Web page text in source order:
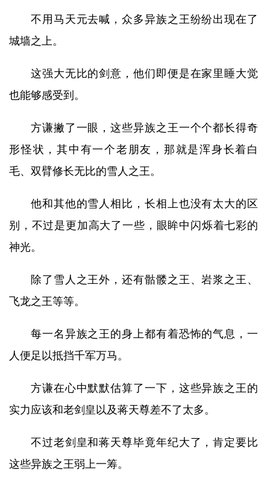
不用马天元去喊，众多异族之王纷纷出现在了
城墙之上。
这强大无比的剑意，他们即便是在家里睡大觉
也能够感受到。
方谦撇了一眼，这些异族之王一个个都长得奇
形怪状，其中有一个老朋友，那就是浑身长着白
毛、双臂修长无比的雪人之王。
他和其他的雪人相比，长相上也没有太大的区
别，不过是更加高大了一些，眼眸中闪烁着七彩的
神光。
除了雪人之王外，还有骷髅之王、岩浆之王、
飞龙之王等等。
每一名异族之王的身上都有着恐怖的气息，一
人便足以抵挡千军万马。
方谦在心中默默估算了一下，这些异族之王的
实力应该和老剑皇以及蒋天尊差不了太多。
不过老剑皇和蒋天尊毕竟年纪大了，肯定要比
这些异族之王弱上一筹。